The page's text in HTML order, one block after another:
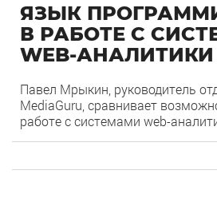
ЯЗЫК
В РАБОТЕ С
WEB-АНАЛИТИКИ
Павел Мрыкин, руководитель
MediaGuru, сравнивает
работе с системами web-